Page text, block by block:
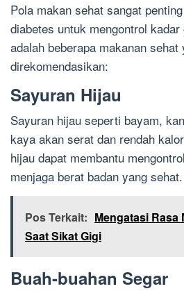
Pola makan sehat sangat
diabetes untuk mengontrol
adalah beberapa makanan sehat
direkomendasikan:
Sayuran Hijau
Sayuran hijau seperti bayam,
kaya akan serat dan rendah
hijau dapat membantu
menjaga berat badan yang sehat.
Pos Terkait: Mengatasi Rasa
Saat Sikat Gigi
Buah-buahan Segar